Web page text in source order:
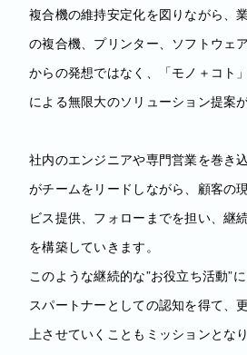
複合機の維持安定化を図りながら、
の複合機、プリンター、ソフトウェ
からの発想ではなく、「モノ＋コト
による無限大のソリューション提案
社内のエンジニアや専門営業を巻き
がチームをリードしながら、顧客の
ビス提供、フォローまでを担い、継
を構築していきます。
このような継続的な”お役立ち活動”
スパートナーとしての認知を得て、
上させていくこともミッションとなり